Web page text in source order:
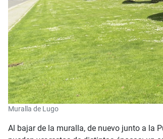
Muralla de Lugo
Al bajar de la muralla, de nuevo junto a la